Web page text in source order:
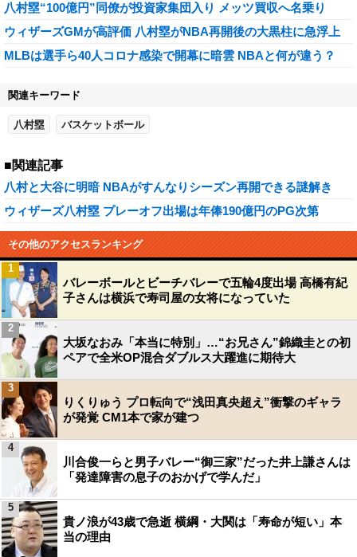
八村塁“100億円”同僚が投資家集団入り メッツ買収へ名乗り
ウィザーズGMが高評価 八村塁がNBA再開後の大黒柱に急浮上
MLBは選手ら40人コロナ感染で開幕に暗雲 NBAと何が違う？
関連キーワード
八村塁 バスケットボール
■関連記事
八村と大谷に明暗 NBAがすんなりシーズン再開できる謎解き
ウィザーズ八村塁 プレーオフ出場は年俸190億円のPG次第
その他のアクセスランキング
バレーボールとビーチバレーで五輪4度出場 高橋有紀
子さんは横浜で寿司屋の女将になっていた
1
大坂なおみ「本当に特別」…“お兄さん”錦織圭との初
ペアで全米OP混合ダブルス大躍進に期待大
2
りくりゅう プロ転向で“浅田真央超え”衝撃のギャラ
が発覚 CM1本で家が建つ
3
川合俊一らと男子バレー“御三家”だった井上謙さんは
「発達障害の息子のおかげで学んだ」
4
貴ノ浪が43歳で急逝 横綱・大関は「寿命が短い」本
当の理由
5